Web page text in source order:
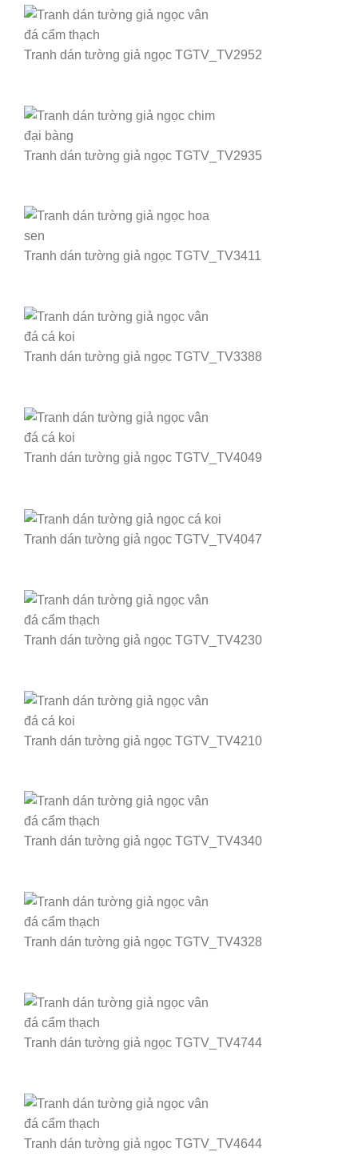
Tranh dán tường giả ngọc TGTV_TV2952
Tranh dán tường giả ngọc TGTV_TV2935
Tranh dán tường giả ngọc TGTV_TV3411
Tranh dán tường giả ngọc TGTV_TV3388
Tranh dán tường giả ngọc TGTV_TV4049
Tranh dán tường giả ngọc TGTV_TV4047
Tranh dán tường giả ngọc TGTV_TV4230
Tranh dán tường giả ngọc TGTV_TV4210
Tranh dán tường giả ngọc TGTV_TV4340
Tranh dán tường giả ngọc TGTV_TV4328
Tranh dán tường giả ngọc TGTV_TV4744
Tranh dán tường giả ngọc TGTV_TV4644